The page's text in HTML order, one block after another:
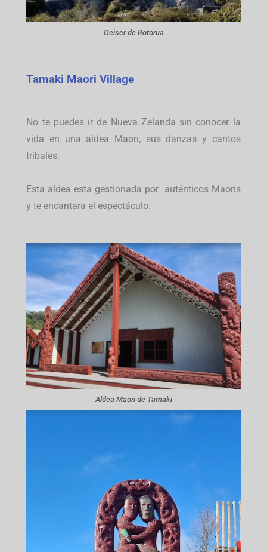
Geiser de Rotorua
Tamaki Maori Village
No te puedes ir de Nueva Zelanda sin conocer la
vida en una aldea Maori, sus danzas y cantos
tribales.
Esta aldea esta gestionada por auténticos Maoris
y te encantara el espectáculo.
Aldea Maori de Tamaki